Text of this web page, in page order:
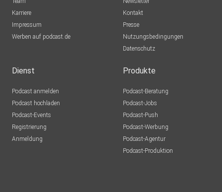
Karriere
Impressum
Werben auf podcast.de
Kontakt
Presse
Nutzungsbedingungen
Datenschutz
Dienst
Podcast anmelden
Podcast hochladen
Podcast-Events
Registrierung
Anmeldung
Produkte
Podcast-Beratung
Podcast-Jobs
Podcast-Push
Podcast-Werbung
Podcast-Agentur
Podcast-Produktion